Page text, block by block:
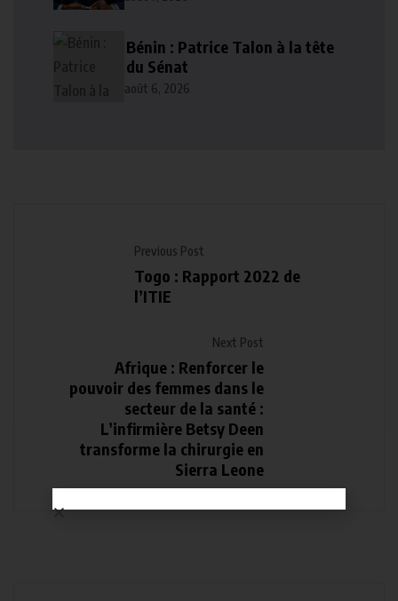
Bénin : Patrice Talon à la tête
du Sénat
août 6, 2026
Previous Post
Togo : Rapport 2022 de
l’ITIE
Next Post
Afrique : Renforcer le
pouvoir des femmes dans le
secteur de la santé :
L’infirmière Betsy Deen
transforme la chirurgie en
Sierra Leone